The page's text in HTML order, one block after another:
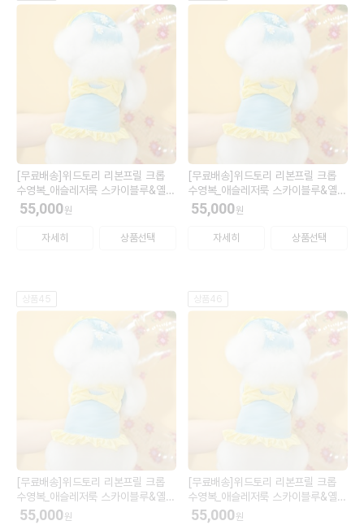
[무료배송]위드토리 리본프릴 크롭
수영복_애슬레저룩 스카이블루&옐로
우 S (모자 L)
55,000원
자세히 상품선택
[무료배송]위드토리 리본프릴 크롭
수영복_애슬레저룩 스카이블루&옐로
우 SM (모자 L)
55,000원
자세히 상품선택
상품45
[무료배송]위드토리 리본프릴 크롭
수영복_애슬레저룩 스카이블루&옐로
우 M (모자 L)
55,000원
상품46
[무료배송]위드토리 리본프릴 크롭
수영복_애슬레저룩 스카이블루&옐로
우 L (모자 L)
55,000원